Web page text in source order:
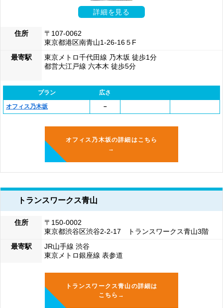
詳細を見る
住所
〒107-0062
東京都港区南青山1-26-16５F
最寄駅
東京メトロ千代田線 乃木坂 徒歩1分
都営大江戸線 六本木 徒歩5分
プラン
広さ
オフィス乃木坂
－
オフィス乃木坂の詳細はこちら
→
トランスワークス青山
住所
〒150-0002
東京都渋谷区渋谷2-2-17 トランスワークス青山3階
最寄駅
JR山手線 渋谷
東京メトロ銀座線 表参道
トランスワークス青山の詳細は
こちら→